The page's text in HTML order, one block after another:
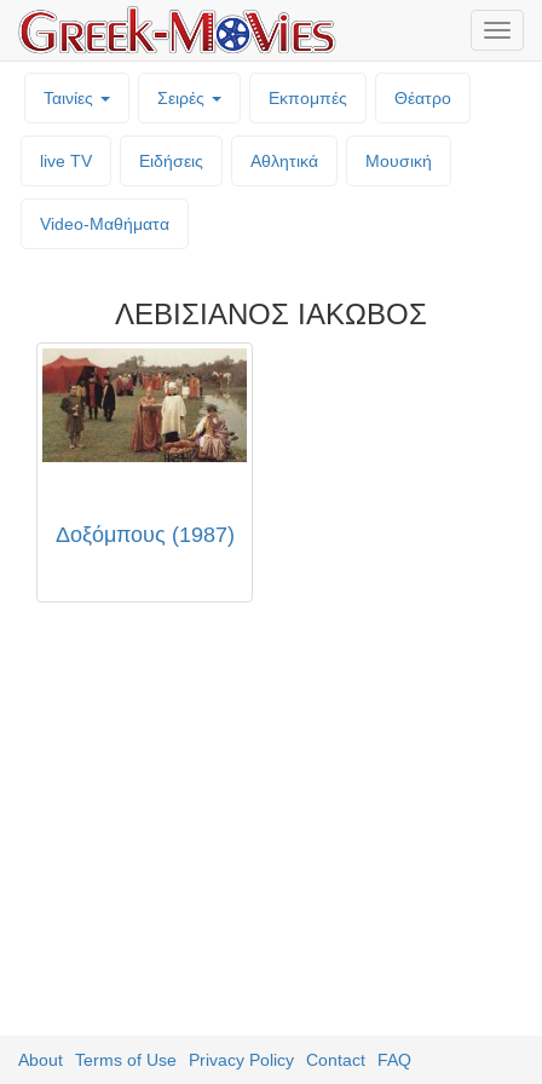
Ταινίες Σειρές Εκπομπές Θέατρο
live TV Ειδήσεις Αθλητικά Μουσική
Video-Mαθήματα
ΛΕΒΙΣΙΑΝΟΣ ΙΑΚΩΒΟΣ
Δοξόμπους (1987)
About Terms of Use Privacy Policy Contact FAQ